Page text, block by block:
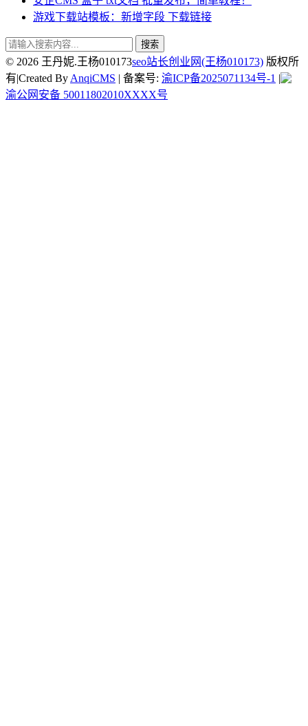
游戏下载站模板：新增字段 下载链接
搜索
© 2026 王丹妮.王杨010173seo站长创业网(王杨010173) 版权所
有|Created By AnqiCMS | 备案号: 渝ICP备2025071134号-1 |
渝公网安备 50011802010XXXX号